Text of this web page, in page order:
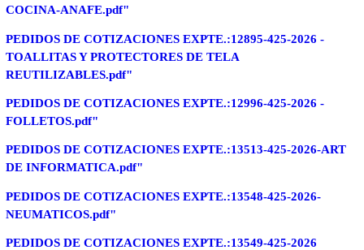
COCINA-ANAFE.pdf"
PEDIDOS DE COTIZACIONES EXPTE.:12895-425-2026 -
TOALLITAS Y PROTECTORES DE TELA
REUTILIZABLES.pdf"
PEDIDOS DE COTIZACIONES EXPTE.:12996-425-2026 -
FOLLETOS.pdf"
PEDIDOS DE COTIZACIONES EXPTE.:13513-425-2026-ART
DE INFORMATICA.pdf"
PEDIDOS DE COTIZACIONES EXPTE.:13548-425-2026-
NEUMATICOS.pdf"
PEDIDOS DE COTIZACIONES EXPTE.:13549-425-2026